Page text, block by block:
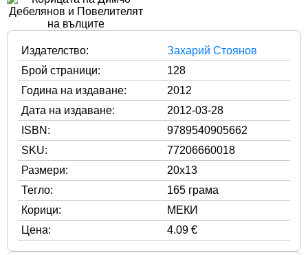
Издателство:
Захарий Стоянов
Брой страници:
128
Година на издаване:
2012
Дата на издаване:
2012-03-28
ISBN:
9789540905662
SKU:
77206660018
Размери:
20x13
Тегло:
165 грама
Корици:
МЕКИ
Цена:
4.09 €